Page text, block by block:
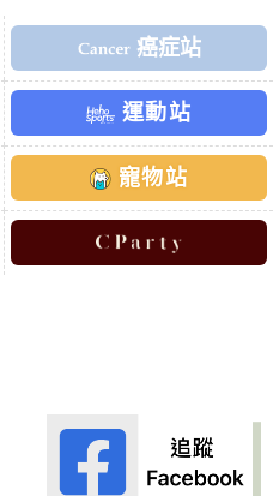
癌症站
運動站
寵物站